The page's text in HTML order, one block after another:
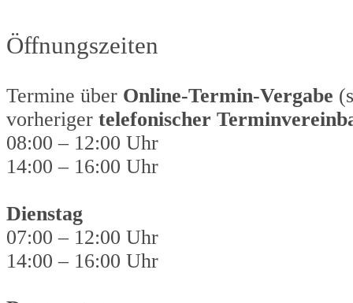
Öffnungszeiten
Termine über Online-Termin-Vergabe
vorheriger telefonischer
08:00 – 12:00 Uhr
14:00 – 16:00 Uhr
Dienstag
07:00 – 12:00 Uhr
14:00 – 16:00 Uhr